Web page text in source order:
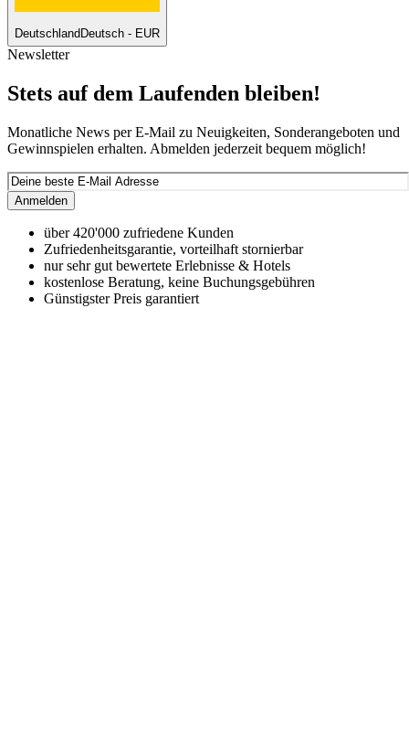
Deutschland Deutsch - EUR
Newsletter
Stets auf dem Laufenden bleiben!
Monatliche News per E-Mail zu Neuigkeiten, Sonderangeboten und
Gewinnspielen erhalten. Abmelden jederzeit bequem möglich!
Anmelden
über 420'000 zufriedene Kunden
Zufriedenheitsgarantie, vorteilhaft stornierbar
nur sehr gut bewertete Erlebnisse & Hotels
kostenlose Beratung, keine Buchungsgebühren
Günstigster Preis garantiert